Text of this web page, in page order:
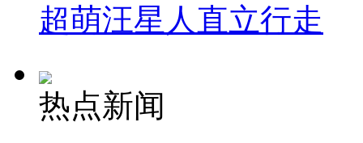
超萌汪星人直立行走
热点新闻